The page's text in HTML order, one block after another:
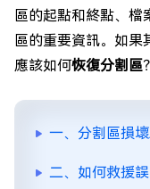
區的起點和終點、
區的重要資訊。如果
應該如何恢復分割區
一、分割區損
二、如何救援